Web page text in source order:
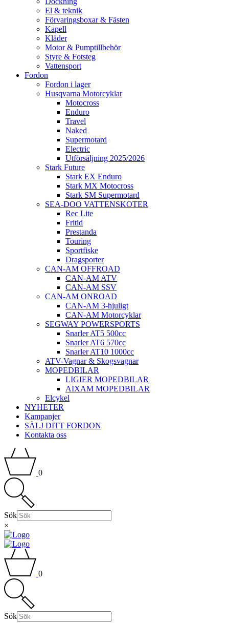
El & teknik
Förvaringsboxar & Fästen
Kapell
Kläder
Motor & Pumptillbehör
Styre & Fotsteg
Vattensport
Fordon
Fordon i lager
Husqvarna Motorcyklar
Motocross
Enduro
Travel
Naked
Supermotard
Electric
Utförsäljning 2025/2026
Stark Future
Stark EX Enduro
Stark MX Motocross
Stark SM Supermotard
SEA-DOO VATTENSKOTER
Rec Lite
Fritid
Prestanda
Touring
Sportfiske
Dragsporter
CAN-AM OFFROAD
CAN-AM ATV
CAN-AM SSV
CAN-AM ONROAD
CAN-AM 3-hjuligt
CAN-AM Motorcyklar
SEGWAY POWERSPORTS
Snarler AT5 500cc
Snarler AT6 570cc
Snarler AT10 1000cc
ATV-Vagnar & Skogsvagnar
MOPEDBILAR
LIGIER MOPEDBILAR
AIXAM MOPEDBILAR
Elcykel
NYHETER
Kampanjer
SÄLJ DITT FORDON
Kontakta oss
0
Sök
×
0
Sök